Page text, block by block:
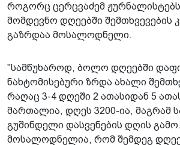
როგორც ცერცვაძემ ჟურნალისტებს
მომდევნო დღეებში შემთხვევების
გაზრდაა მოსალოდნელი.
"სამწუხაროდ, ბოლო დღეებში
ნახტომისებური ზრდა ახალი
რაღაც 3-4 დღეში 2 ათასიდან 5
მართალია, დღეს 3200-ია, მაგრამ
გუშინდელი დასვენების დღის გამო.
მოსალოდნელია, რომ შემდეგ